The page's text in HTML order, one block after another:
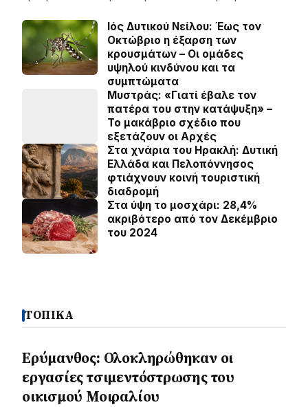
Ιός Δυτικού Νείλου: Έως τον
Οκτώβριο η έξαρση των
κρουσμάτων – Οι ομάδες
υψηλού κινδύνου και τα
συμπτώματα
Μυστράς: «Γιατί έβαλε τον
πατέρα του στην κατάψυξη» –
Το μακάβριο σχέδιο που
εξετάζουν οι Αρχές
Στα χνάρια του Ηρακλή: Δυτική
Ελλάδα και Πελοπόννησος
φτιάχνουν κοινή τουριστική
διαδρομή
Στα ύψη το μοσχάρι: 28,4%
ακριβότερο από τον Δεκέμβριο
του 2024
ΤΟΠΙΚΑ
Ερύμανθος: Ολοκληρώθηκαν οι
εργασίες τσιμεντόστρωσης του
οικισμού Μοιραλίου